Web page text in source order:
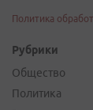
Политика
Рубрики
Общество
Политика